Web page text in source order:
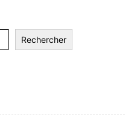
Rechercher